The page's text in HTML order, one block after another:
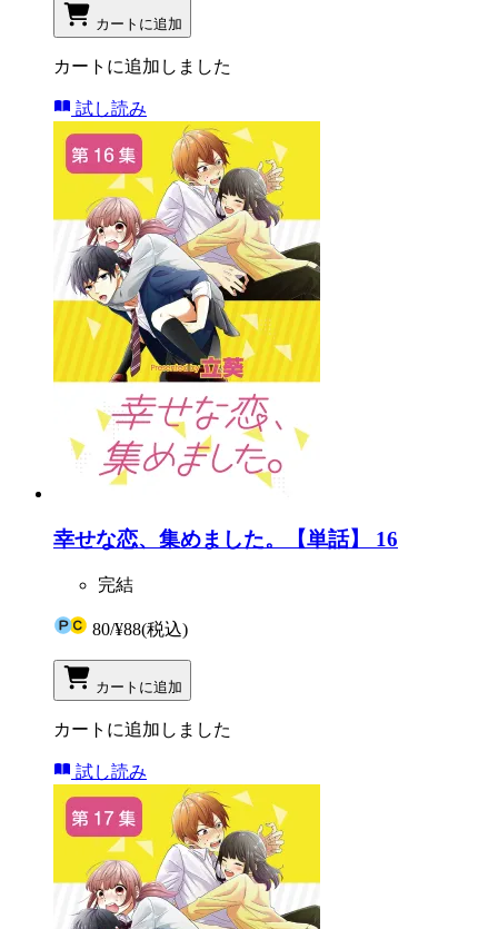
カートに追加
カートに追加しました
試し読み
幸せな恋、集めました。【単話】 16
完結
80/¥88(税込)
カートに追加
カートに追加しました
試し読み